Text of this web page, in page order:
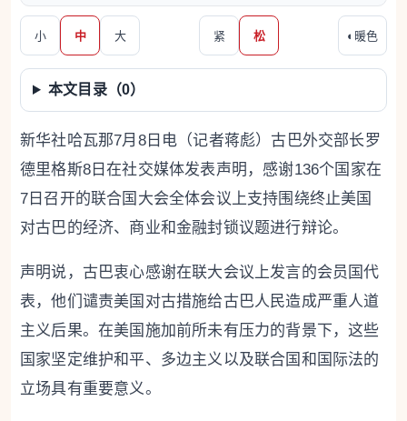
小 中 大 紧 松 ◐ 暖色
本文目录（0）
新华社哈瓦那7月8日电（记者蒋彪）古巴外交部长罗
德里格斯8日在社交媒体发表声明，感谢136个国家在
7日召开的联合国大会全体会议上支持围绕终止美国
对古巴的经济、商业和金融封锁议题进行辩论。
声明说，古巴衷心感谢在联大会议上发言的会员国代
表，他们谴责美国对古措施给古巴人民造成严重人道
主义后果。在美国施加前所未有压力的背景下，这些
国家坚定维护和平、多边主义以及联合国和国际法的
立场具有重要意义。